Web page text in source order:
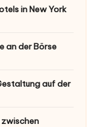
in New York
an der Börse
auf der